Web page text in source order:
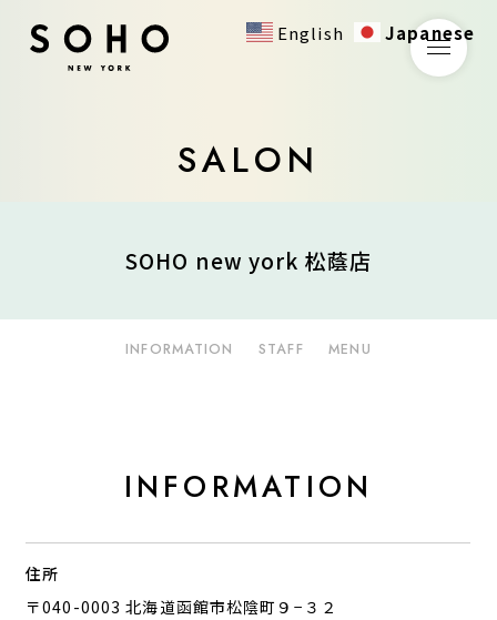
SALON
SOHO new york 松蔭店
INFORMATION STAFF MENU
INFORMATION
住所
〒040-0003 北海道函館市松陰町９−３２
English Japanese